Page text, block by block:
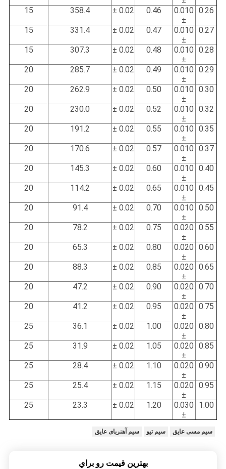
0.26
0.010
±
0.46
0.02 ±
358.4
15
0.27
0.010
±
0.47
0.02 ±
331.4
15
0.28
0.010
±
0.48
0.02 ±
307.3
15
0.29
0.010
±
0.49
0.02 ±
285.7
20
0.30
0.010
±
0.50
0.02 ±
262.9
20
0.32
0.010
±
0.52
0.02 ±
230.0
20
0.35
0.010
±
0.55
0.02 ±
191.2
20
0.37
0.010
±
0.57
0.02 ±
170.6
20
0.40
0.010
±
0.60
0.02 ±
145.3
20
0.45
0.010
±
0.65
0.02 ±
114.2
20
0.50
0.010
±
0.70
0.02 ±
91.4
20
0.55
0.020
±
0.75
0.02 ±
78.2
20
0.60
0.020
±
0.80
0.02 ±
65.3
20
0.65
0.020
±
0.85
0.02 ±
88.3
20
0.70
0.020
±
0.90
0.02 ±
47.2
20
0.75
0.020
±
0.95
0.02 ±
41.2
20
0.80
0.020
±
1.00
0.02 ±
36.1
25
0.85
0.020
±
1.05
0.02 ±
31.9
25
0.90
0.020
±
1.10
0.02 ±
28.4
25
0.95
0.020
±
1.15
0.02 ±
25.4
25
1.00
0.030
±
1.20
0.02 ±
23.3
25
سیم مسی عایق سیم تیو سیم آهنربای عایق
بهترين قيمت رو براي